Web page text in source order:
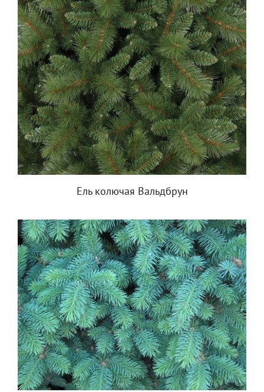
Ель колючая Вальдбрун